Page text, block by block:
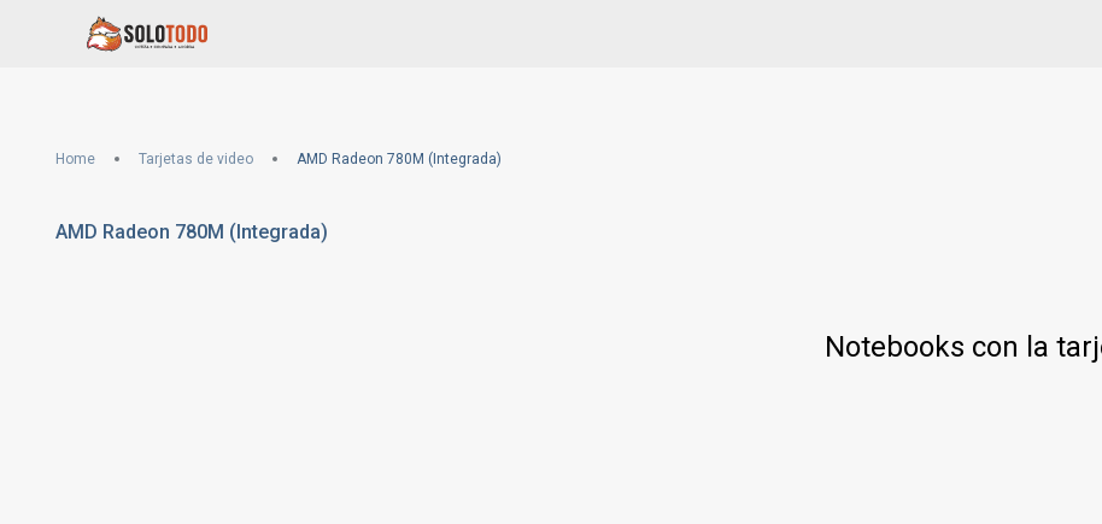
Home Tarjetas de video AMD Radeon 780M (Integrada)
AMD Radeon 780M (Integrada)
Notebooks con la